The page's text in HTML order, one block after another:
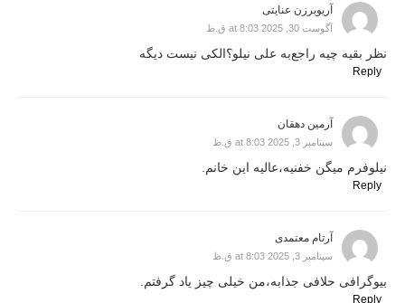
آریوبرزن عنایتی
آگوست 30, 2025 at 8:03 ق.ظ
نظر بقیه چیه راجع‌به علی نیلو؟الکی نیست دیگه
Reply
آرمین دهقان
سپتامبر 3, 2025 at 8:03 ق.ظ
نیلوفرم میگن خفنیه،عالیه این خانم.
Reply
آرتام معتمدی
سپتامبر 3, 2025 at 8:03 ق.ظ
بیوگرافی حلافی جذابه،من خیلی چیز یاد گرفتم.
Reply